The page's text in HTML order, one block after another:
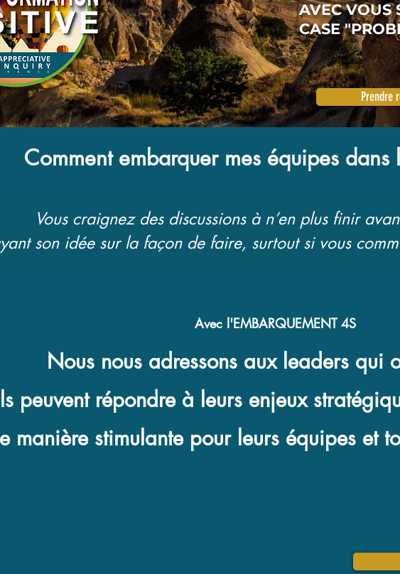
AVEC VOUS
CASE
Prendre
Comment embarquer mes équipes dans
Vous craignez des discussions à n’en plus finir
son idée sur la façon de faire, surtout si vous
Avec l'EMBARQUEMENT 4S
Nous nous adressons aux leaders qui
peuvent répondre à leurs enjeux
manière stimulante pour leurs équipes et